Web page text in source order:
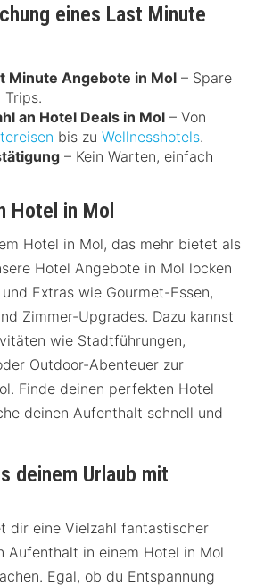
eines Last Minute
Minute Angebote in Mol – Spare
Trips.
an Hotel Deals in Mol – Von
bis zu Wellnesshotels.
– Kein Warten, einfach
Hotel in Mol
Hotel in Mol, das mehr bietet als
Hotel Angebote in Mol locken
Extras wie Gourmet-Essen,
Zimmer-Upgrades. Dazu kannst
wie Stadtführungen,
Outdoor-Abenteuer zur
Finde deinen perfekten Hotel
deinen Aufenthalt schnell und
deinem Urlaub mit
dir eine Vielzahl fantastischer
Aufenthalt in einem Hotel in Mol
Egal, ob du Entspannung